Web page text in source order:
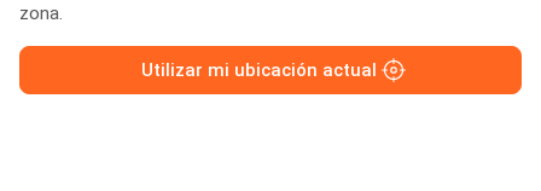
zona.
Utilizar mi ubicación actual